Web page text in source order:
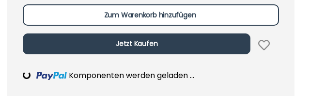
Zum Warenkorb hinzufügen
Jetzt Kaufen
Loading... Komponenten werden geladen ...